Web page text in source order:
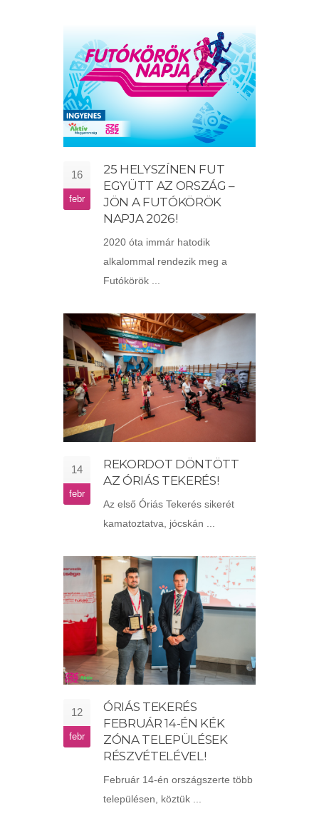
16
febr
25 HELYSZÍNEN FUT
EGYÜTT AZ ORSZÁG –
JÖN A FUTÓKÖRÖK
NAPJA 2026!
2020 óta immár hatodik
alkalommal rendezik meg a
Futókörök ...
14
febr
REKORDOT DÖNTÖTT
AZ ÓRIÁS TEKERÉS!
Az első Óriás Tekerés sikerét
kamatoztatva, jócskán ...
12
febr
ÓRIÁS TEKERÉS
FEBRUÁR 14-ÉN KÉK
ZÓNA TELEPÜLÉSEK
RÉSZVÉTELÉVEL!
Február 14-én országszerte több
településen, köztük ...